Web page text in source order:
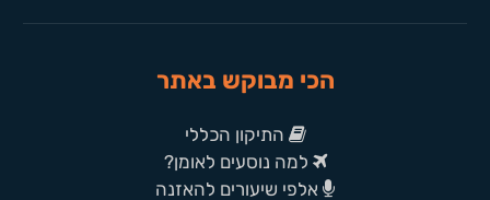
הכי מבוקש באתר
התיקון הכללי
למה נוסעים לאומן?
אלפי שיעורים להאזנה